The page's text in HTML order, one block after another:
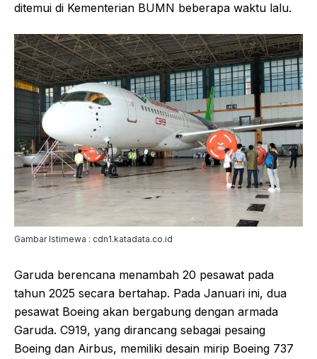
ditemui di Kementerian BUMN beberapa waktu lalu.
Gambar Istimewa : cdn1.katadata.co.id
Garuda berencana menambah 20 pesawat pada
tahun 2025 secara bertahap. Pada Januari ini, dua
pesawat Boeing akan bergabung dengan armada
Garuda. C919, yang dirancang sebagai pesaing
Boeing dan Airbus, memiliki desain mirip Boeing 737